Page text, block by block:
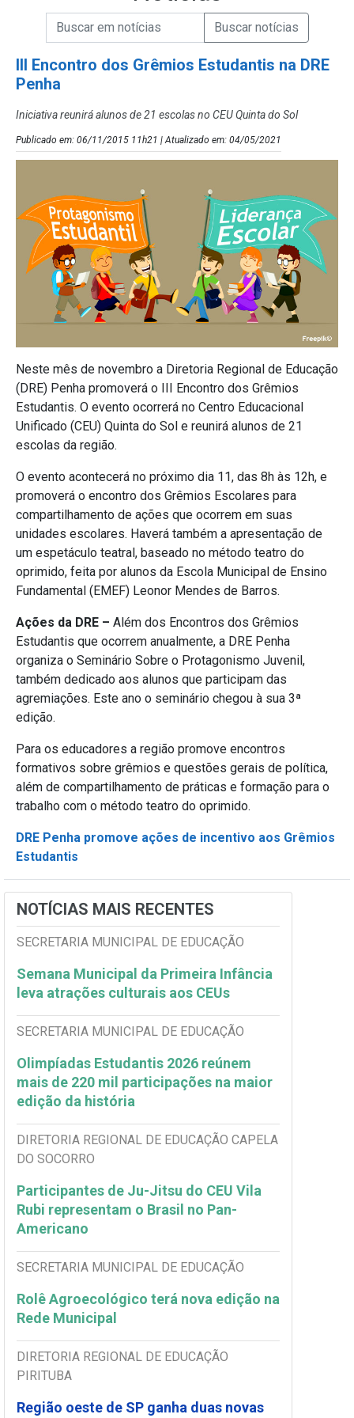
Campo de Busca de Notícias
Campo de Busca de informaçõesEnviar a Busca de Notícias
III Encontro dos Grêmios Estudantis na DRE
Penha
Iniciativa reunirá alunos de 21 escolas no CEU Quinta do Sol
Publicado em: 06/11/2015 11h21 | Atualizado em: 04/05/2021
Neste mês de novembro a Diretoria Regional de Educação
(DRE) Penha promoverá o III Encontro dos Grêmios
Estudantis. O evento ocorrerá no Centro Educacional
Unificado (CEU) Quinta do Sol e reunirá alunos de 21
escolas da região.
O evento acontecerá no próximo dia 11, das 8h às 12h, e
promoverá o encontro dos Grêmios Escolares para
compartilhamento de ações que ocorrem em suas
unidades escolares. Haverá também a apresentação de
um espetáculo teatral, baseado no método teatro do
oprimido, feita por alunos da Escola Municipal de Ensino
Fundamental (EMEF) Leonor Mendes de Barros.
Ações da DRE – Além dos Encontros dos Grêmios
Estudantis que ocorrem anualmente, a DRE Penha
organiza o Seminário Sobre o Protagonismo Juvenil,
também dedicado aos alunos que participam das
agremiações. Este ano o seminário chegou à sua 3ª
edição.
Para os educadores a região promove encontros
formativos sobre grêmios e questões gerais de política,
além de compartilhamento de práticas e formação para o
trabalho com o método teatro do oprimido.
DRE Penha promove ações de incentivo aos Grêmios
Estudantis
NOTÍCIAS MAIS RECENTES
SECRETARIA MUNICIPAL DE EDUCAÇÃO
Semana Municipal da Primeira Infância
leva atrações culturais aos CEUs
SECRETARIA MUNICIPAL DE EDUCAÇÃO
Olimpíadas Estudantis 2026 reúnem
mais de 220 mil participações na maior
edição da história
DIRETORIA REGIONAL DE EDUCAÇÃO CAPELA
DO SOCORRO
Participantes de Ju-Jitsu do CEU Vila
Rubi representam o Brasil no Pan-
Americano
SECRETARIA MUNICIPAL DE EDUCAÇÃO
Rolê Agroecológico terá nova edição na
Rede Municipal
DIRETORIA REGIONAL DE EDUCAÇÃO
PIRITUBA
Região oeste de SP ganha duas novas